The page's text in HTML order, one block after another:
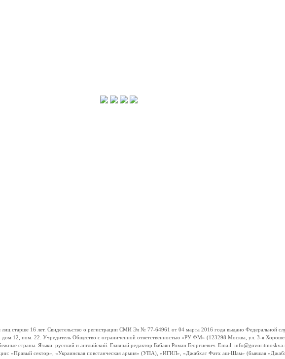
16 лет. Свидетельство о регистрации СМИ Эл № 77-64961 от 04 марта 2016 года выдано Федеральной
12, пом. 22. Учредитель Общество с ограниченной ответственностью «РУ ФМ» (123298 Москва, ул. 3-я
страны. Языки: русский и английский. Главный редактор Бабаян Роман Георгиевич. Email:
«Правый сектор», «Украинская повстанческая армия» (УПА), «ИГИЛ», «Джабхат Фатх аш-Шам» (бывшая